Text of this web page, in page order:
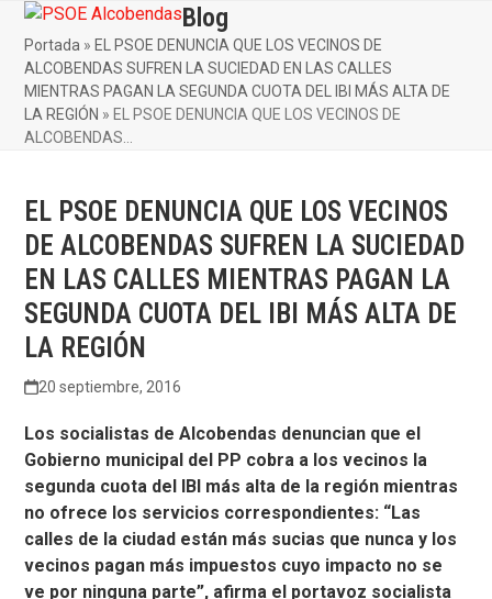
Skip
content
Open
mobile
menu
Close
mobile
menu
Blog
Portada » EL PSOE DENUNCIA QUE LOS VECINOS DE
ALCOBENDAS SUFREN LA SUCIEDAD EN LAS CALLES
MIENTRAS PAGAN LA SEGUNDA CUOTA DEL IBI MÁS ALTA DE
LA REGIÓN » EL PSOE DENUNCIA QUE LOS VECINOS DE
ALCOBENDAS…
EL PSOE DENUNCIA QUE LOS VECINOS
DE ALCOBENDAS SUFREN LA SUCIEDAD
EN LAS CALLES MIENTRAS PAGAN LA
SEGUNDA CUOTA DEL IBI MÁS ALTA DE
LA REGIÓN
20 septiembre, 2016
Los socialistas de Alcobendas denuncian que el
Gobierno municipal del PP cobra a los vecinos la
segunda cuota del IBI más alta de la región mientras
no ofrece los servicios correspondientes: “Las
calles de la ciudad están más sucias que nunca y los
vecinos pagan más impuestos cuyo impacto no se
ve por ninguna parte”, afirma el portavoz socialista